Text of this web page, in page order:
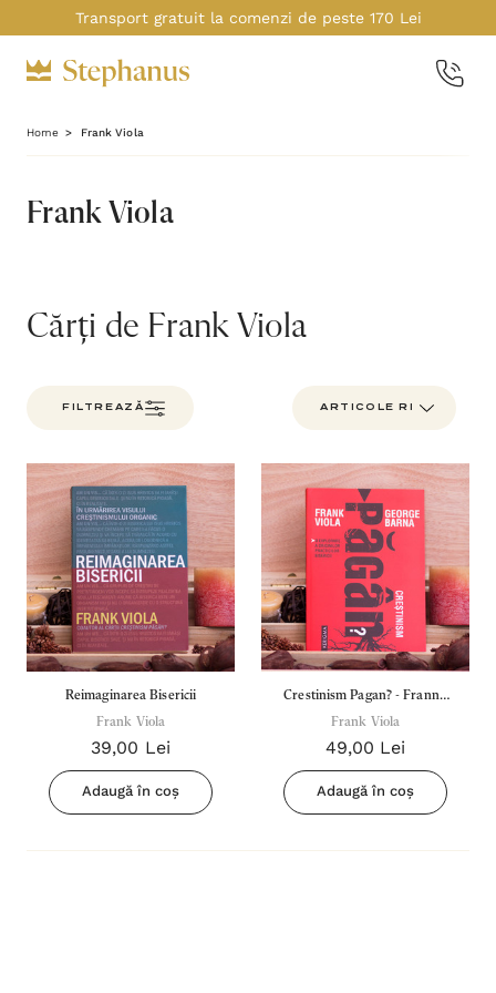
Transport gratuit la comenzi de peste 170 Lei
Home Frank Viola
Frank Viola
Cărți de Frank Viola
FILTREAZĂ
Reimaginarea Bisericii
Frank Viola
39,00 Lei
Adaugă în coș
Crestinism Pagan? - Frannk
Viola
Frank Viola
49,00 Lei
Adaugă în coș